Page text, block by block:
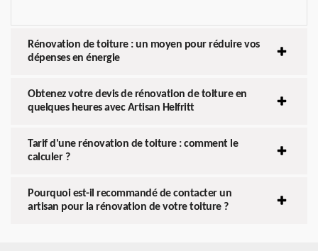
Rénovation de toiture : un moyen pour réduire vos
dépenses en énergie
Obtenez votre devis de rénovation de toiture en
quelques heures avec Artisan Helfritt
Tarif d'une rénovation de toiture : comment le
calculer ?
Pourquoi est-il recommandé de contacter un
artisan pour la rénovation de votre toiture ?